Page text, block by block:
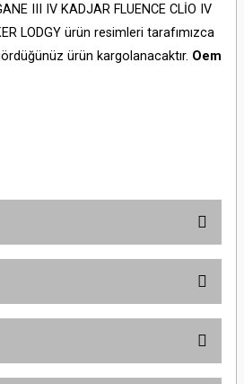
III IV KADJAR FLUENCE CLİO IV
LODGY ürün resimleri tarafımızca
ürün kargolanacaktır. Oem